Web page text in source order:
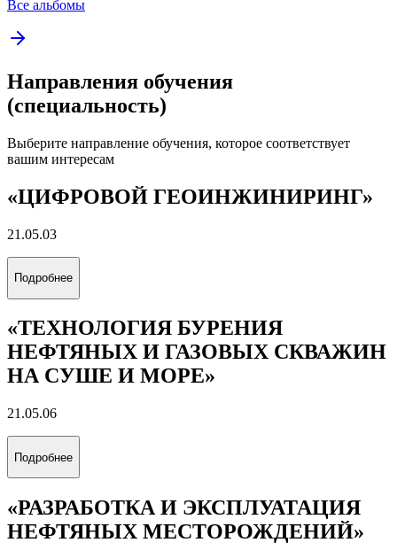
Направления обучения
(специальность)
Выберите направление обучения, которое соответствует
«ЦИФРОВОЙ ГЕОИНЖИНИРИНГ»
21.05.03